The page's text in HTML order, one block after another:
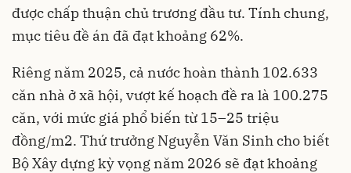
được chấp thuận chủ trương đầu tư. Tính chung,
mục tiêu đề án đã đạt khoảng 62%.
Riêng năm 2025, cả nước hoàn thành 102.633
căn nhà ở xã hội, vượt kế hoạch đề ra là 100.275
căn, với mức giá phổ biến từ 15–25 triệu
đồng/m2. Thứ trưởng Nguyễn Văn Sinh cho biết
Bộ Xây dựng kỳ vọng năm 2026 sẽ đạt khoảng